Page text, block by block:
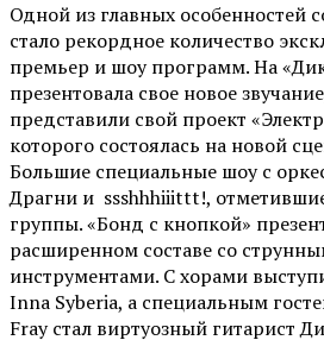
Одной из главных особенностей
стало рекордное количество
премьер и шоу программ. На
презентовала свое новое
представили свой проект
которого состоялась на новой
Большие специальные шоу с
Драгни и ssshhhiiittt!,
группы. «Бонд с кнопкой»
расширенном составе со
инструментами. С хорами
Inna Syberia, а специальным
Fray стал виртуозный гитарист